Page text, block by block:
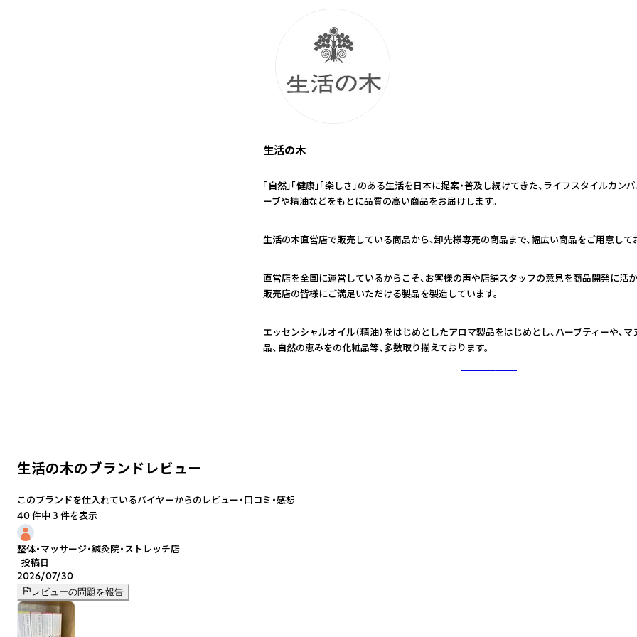
生活の木
「自然」「健康」「楽しさ」のある生活を日本に提案・普及し続けてきた、ライフスタイルカン
ーブや精油などをもとに品質の高い商品をお届けします。
生活の木直営店で販売している商品から、卸先様専売の商品まで、幅広い商品をご用意して
直営店を全国に運営しているからこそ、お客様の声や店舗スタッフの意見を商品開発に活
販売店の皆様にご満足いただける製品を製造しています。
エッセンシャルオイル（精油）をはじめとしたアロマ製品をはじめとし、ハーブティーや、
品、自然の恵みをの化粧品等、多数取り揃えております。
生活の木のブランドレビュー
このブランドを仕入れているバイヤーからのレビュー・口コミ・感想
40 件中 3 件を表示
整体・マッサージ・鍼灸院・ストレッチ店
投稿日
2026/07/30
レビューの問題を報告